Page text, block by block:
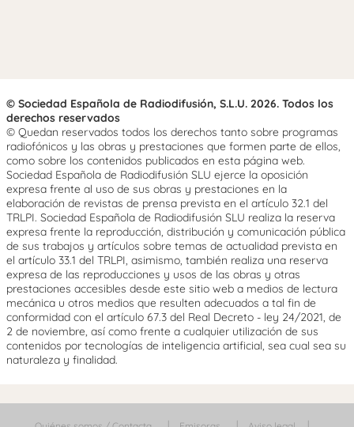
© Sociedad Española de Radiodifusión, S.L.U. 2026. Todos los
derechos reservados
© Quedan reservados todos los derechos tanto sobre programas
radiofónicos y las obras y prestaciones que formen parte de ellos,
como sobre los contenidos publicados en esta página web.
Sociedad Española de Radiodifusión SLU ejerce la oposición
expresa frente al uso de sus obras y prestaciones en la
elaboración de revistas de prensa prevista en el artículo 32.1 del
TRLPI. Sociedad Española de Radiodifusión SLU realiza la reserva
expresa frente la reproducción, distribución y comunicación pública
de sus trabajos y artículos sobre temas de actualidad prevista en
el artículo 33.1 del TRLPI, asimismo, también realiza una reserva
expresa de las reproducciones y usos de las obras y otras
prestaciones accesibles desde este sitio web a medios de lectura
mecánica u otros medios que resulten adecuados a tal fin de
conformidad con el artículo 67.3 del Real Decreto - ley 24/2021, de
2 de noviembre, así como frente a cualquier utilización de sus
contenidos por tecnologías de inteligencia artificial, sea cual sea su
naturaleza y finalidad.